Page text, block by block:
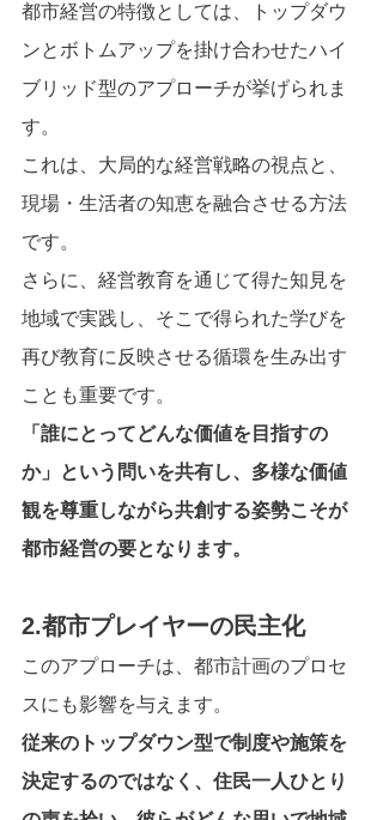
都市経営の特徴としては、トップダウ
ンとボトムアップを掛け合わせたハイ
ブリッド型のアプローチが挙げられま
す。
これは、大局的な経営戦略の視点と、
現場・生活者の知恵を融合させる方法
です。
さらに、経営教育を通じて得た知見を
地域で実践し、そこで得られた学びを
再び教育に反映させる循環を生み出す
ことも重要です。
「誰にとってどんな価値を目指すの
か」という問いを共有し、多様な価値
観を尊重しながら共創する姿勢こそが
都市経営の要となります。
2.都市プレイヤーの民主化
このアプローチは、都市計画のプロセ
スにも影響を与えます。
従来のトップダウン型で制度や施策を
決定するのではなく、住民一人ひとり